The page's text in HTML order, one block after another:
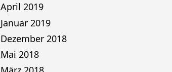
April 2019
Januar 2019
Dezember 2018
Mai 2018